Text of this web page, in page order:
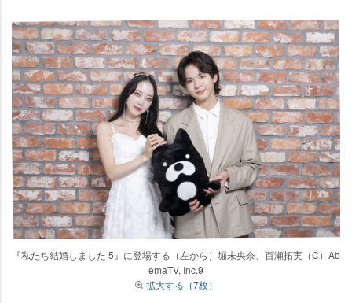
『私たち結婚しました 5』に登場する（左から）堀未央奈、百瀬拓実（C）Ab
emaTV, Inc.9
拡大する（7枚）